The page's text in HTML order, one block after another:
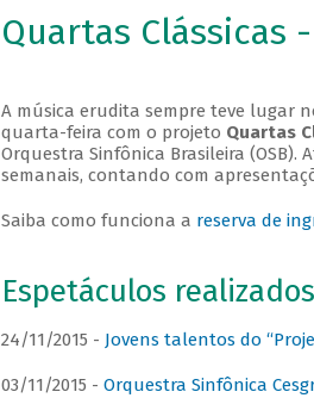
Quartas Clássicas
A música erudita sempre teve lugar
quarta-feira com o projeto Quartas
Orquestra Sinfônica Brasileira (OSB).
semanais, contando com
Saiba como funciona a reserva de
Espetáculos realizados
24/11/2015 - Jovens talentos do
03/11/2015 - Orquestra Sinfônica